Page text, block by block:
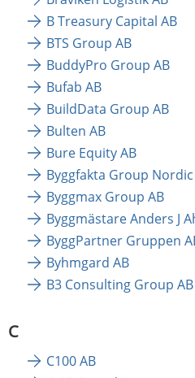
B Treasury Capital AB
BTS Group AB
BuddyPro Group AB
Bufab AB
BuildData Group AB
Bulten AB
Bure Equity AB
Byggfakta Group
Byggmax Group AB
Byggmästare Anders J
ByggPartner Gruppen
Byhmgard AB
B3 Consulting Group AB
C
C100 AB